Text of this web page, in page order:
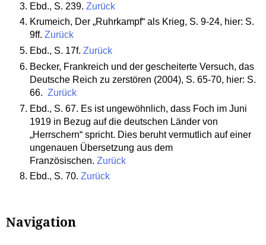
Ebd., S. 239. Zurück
Krumeich, Der „Ruhrkampf“ als Krieg, S. 9-24, hier: S.
9ff. Zurück
Ebd., S. 17f. Zurück
Becker, Frankreich und der gescheiterte Versuch, das
Deutsche Reich zu zerstören (2004), S. 65-70, hier: S.
66. Zurück
Ebd., S. 67. Es ist ungewöhnlich, dass Foch im Juni
1919 in Bezug auf die deutschen Länder von
„Herrschern“ spricht. Dies beruht vermutlich auf einer
ungenauen Übersetzung aus dem
Französischen. Zurück
Ebd., S. 70. Zurück
Navigation